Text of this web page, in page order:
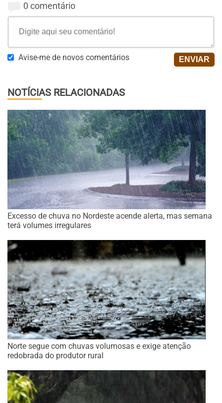
0 comentário
Avise-me de novos comentários
NOTÍCIAS RELACIONADAS
Excesso de chuva no Nordeste acende alerta, mas semana
terá volumes irregulares
Norte segue com chuvas volumosas e exige atenção
redobrada do produtor rural